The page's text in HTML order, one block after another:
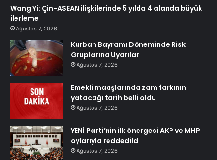
Wang Yi: Çin-ASEAN ilişkilerinde 5 yılda 4 alanda büyük
ilerleme
Ağustos 7, 2026
Kurban Bayramı Döneminde Risk
Gruplarına Uyarılar
Ağustos 7, 2026
Emekli maaşlarında zam farkının
yatacağı tarih belli oldu
Ağustos 7, 2026
YENİ Parti’nin ilk önergesi AKP ve MHP
oylarıyla reddedildi
Ağustos 7, 2026